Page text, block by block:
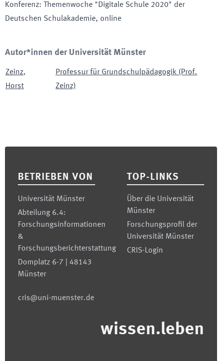
Konferenz:
Themenwoche "Digitale Schule 2020" der
Deutschen Schulakademie, online
Autor*innen der Universität Münster
Zeinz,
Horst
Professur für Grundschulpädagogik (Prof.
Zeinz)
BETRIEBEN VON
Universität Münster
Abteilung 6.4:
Forschungsinformationen
&
Forschungsberichterstattung
Domplatz 6-7 | 48143
Münster
cris@uni-muenster.de
TOP-LINKS
Über die Universität
Münster
Forschungsprofil der
Universität Münster
CRIS-Login
wissen.leben